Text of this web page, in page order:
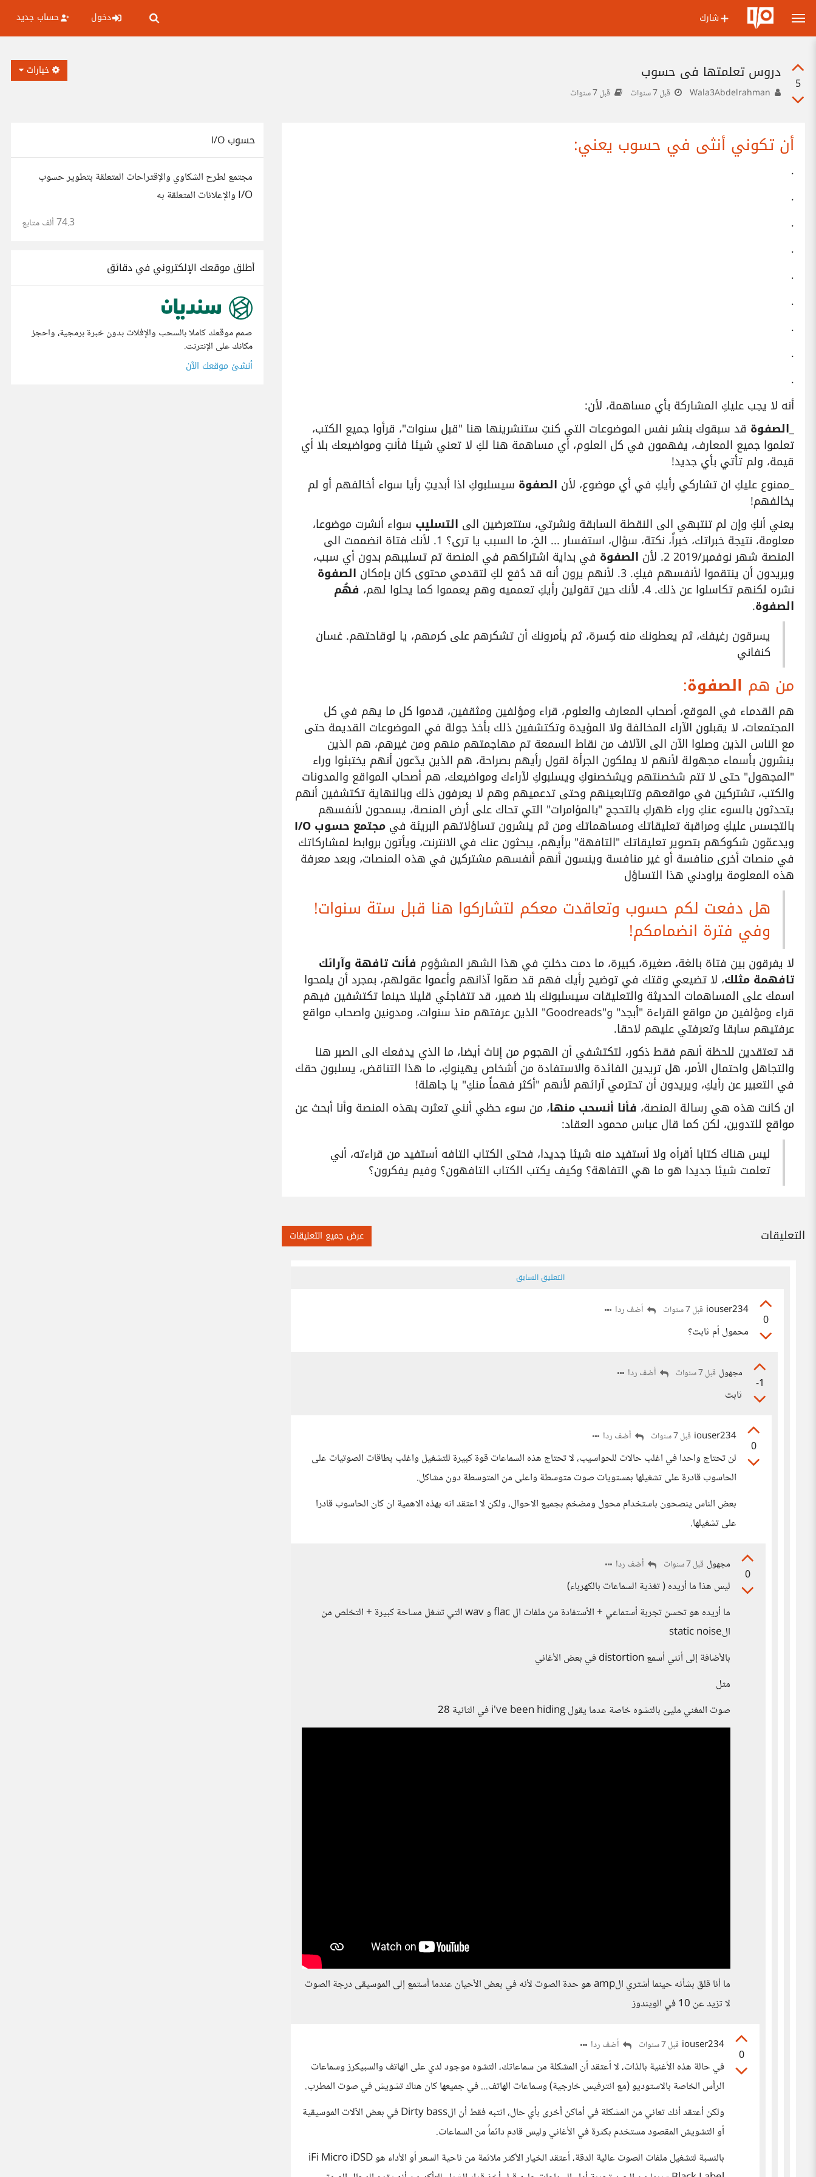
شارك دخول حساب جديد
5
دروس تعلمتها في حسوب
قبل 7 سنوات قبل 7 سنوات
خيارات
أن تكوني أنثى في حسوب يعني:
.
.
.
.
.
.
.
.
.
أنه لا يجب عليكِ المشاركة بأي مساهمة، لأن:
_الصفوة قد سبقوك بنشر نفس الموضوعات التي كنتِ ستنشرينها هنا "قبل سنوات"، قرأوا جميع الكتب،
تعلموا جميع المعارف، يفهمون في كل العلوم، أي مساهمة هنا لكِ لا تعني شيئا فأنتِ ومواضيعك بلا أي
قيمة، ولم تأتي بأي جديد!
_ممنوع عليكِ ان تشاركي رأيكِ في أي موضوع، لأن الصفوة سيسلبوكِ اذا أبديتِ رأيا سواء أخالفهم أو لم
يخالفهم!
يعني أنكِ وإن لم تنتبهي الى النقطة السابقة ونشرتي، ستتعرضين الى التسليب سواء أنشرت موضوعا،
معلومة، نتيجة خبراتك، خبراً، نكتة، سؤال، استفسار ... الخ، ما السبب يا ترى؟ 1. لأنك فتاة انضممت الى
المنصة شهر نوفمبر/2019 2. لأن الصفوة في بداية اشتراكهم في المنصة تم تسليبهم بدون أي سبب،
ويريدون أن ينتقموا لأنفسهم فيكِ. 3. لأنهم يرون أنه قد دُفع لكِ لتقدمي محتوى كان بإمكان الصفوة
نشره لكنهم تكاسلوا عن ذلك. 4. لأنك حين تقولين رأيكِ تعمميه وهم يعمموا كما يحلوا لهم، فهُم
الصفوة.
يسرقون رغيفك، ثم يعطونك منه كِسرة، ثم يأمرونك أن تشكرهم على كرمهم، يا لوقاحتهم. غسان
كنفاني
من هم الصفوة:
هم القدماء في الموقع، أصحاب المعارف والعلوم، قراء ومؤلفين ومثقفين، قدموا كل ما يهم في كل
المجتمعات، لا يقبلون الآراء المخالفة ولا المؤيدة وتكتشفين ذلك بأخذ جولة في الموضوعات القديمة حتى
مع الناس الذين وصلوا الآن الى الآلاف من نقاط السمعة تم مهاجمتهم منهم ومن غيرهم، هم الذين
ينشرون بأسماء مجهولة لأنهم لا يملكون الجرأة لقول رأيهم بصراحة، هم الذين يدّعون أنهم يختبئوا وراء
"المجهول" حتى لا تتم شخصنتهم ويشخصنوكِ ويسلبوكِ لآراءك ومواضيعك، هم أصحاب المواقع والمدونات
والكتب، تشتركين في مواقعهم وتتابعينهم وحتى تدعميهم وهم لا يعرفون ذلك وبالنهاية تكتشفين أنهم
يتحدثون بالسوء عنكِ وراء ظهركِ بالتحجج "بالمؤامرات" التي تحاك على أرض المنصة، يسمحون لأنفسهم
بالتجسس عليكِ ومراقبة تعليقاتك ومساهماتك ومن ثم ينشرون تساؤلاتهم البريئة في مجتمع حسوب I/O
ويدعمّون شكوكهم بتصوير تعليقاتك "التافهة" برأيهم، يبحثون عنك في الانترنت، ويأتون بروابط لمشاركاتك
في منصات أخرى منافسة أو غير منافسة وينسون أنهم أنفسهم مشتركين في هذه المنصات، وبعد معرفة
هذه المعلومة يراودني هذا التساؤل
هل دفعت لكم حسوب وتعاقدت معكم لتشاركوا هنا قبل ستة سنوات!
وفي فترة انضمامكم!
لا يفرقون بين فتاة بالغة، صغيرة، كبيرة، ما دمت دخلتِ في هذا الشهر المشؤوم فأنت تافهة وآرائك
تافهمة مثلك، لا تضيعي وقتك في توضيح رأيك فهم قد صمّوا آذانهم وأعموا عقولهم، بمجرد أن يلمحوا
اسمك على المساهمات الحديثة والتعليقات سيسلبونك بلا ضمير، قد تتفاجئي قليلا حينما تكتشفين فيهم
قراء ومؤلفين من مواقع القراءة "أبجد" و"Goodreads" الذين عرفتهم منذ سنوات، ومدونين واصحاب مواقع
عرفتيهم سابقا وتعرفتي عليهم لاحقا.
قد تعتقدين للحظة أنهم فقط ذكور، لتكتشفي أن الهجوم من إناث أيضا، ما الذي يدفعك الى الصبر هنا
والتجاهل واحتمال الأمر، هل تريدين الفائدة والاستفادة من أشخاص يهينوكِ، ما هذا التناقض، يسلبون حقك
في التعبير عن رأيكِ، ويريدون أن تحترمي آرائهم لأنهم "أكثر فهماً منكِ" يا جاهلة!
ان كانت هذه هي رسالة المنصة، فأنا أنسحب منها، من سوء حظي أنني تعثرت بهذه المنصة وأنا أبحث عن
مواقع للتدوين، لكن كما قال عباس محمود العقاد:
ليس هناك كتابا أقرأه ولا أستفيد منه شيئا جديدا، فحتى الكتاب التافه أستفيد من قراءته، أني
تعلمت شيئا جديدا هو ما هي التفاهة؟ وكيف يكتب الكتاب التافهون؟ وفيم يفكرون؟
التعليقات عرض جميع التعليقات
التعليق السابق
0
iouser234 قبل 7 سنوات أضف ردا
محمول أم ثابت؟
-1
مجهول قبل 7 سنوات أضف ردا
ثابت
0
iouser234 قبل 7 سنوات أضف ردا
لن تحتاج واحدا في اغلب حالات للحواسيب، لا تحتاج هذه السماعات قوة كبيرة للتشغيل واغلب بطاقات الصوتيات على
الحاسوب قادرة على تشغيلها بمستويات صوت متوسطة واعلى من المتوسطة دون مشاكل.
بعض الناس ينصحون باستخدام محول ومضخم بجميع الاحوال، ولكن لا اعتقد انه بهذه الاهمية ان كان الحاسوب قادرا
على تشغيلها.
0
مجهول قبل 7 سنوات أضف ردا
ليس هذا ما أريده ( تغذية السماعات بالكهرباء)
ما أريده هو تحسن تجربة أستماعي + الأستفادة من ملفات ال flac و wav التي تشغل مساحة كبيرة + التخلص من
الstatic noise
بالأضافة إلى أنني أسمع distortion في بعض الأغاني
مثل
صوت المغني مليئ بالتشوه خاصة عدما يقول i've been hiding في الثانية 28
ما أنا قلق بشأنه حينما أشتري الamp هو حدة الصوت لأنه في بعض الأحيان عندما أستمع إلى الموسيقى درجة الصوت
لا تزيد عن 10 في الويندوز
0
iouser234 قبل 7 سنوات أضف ردا
في حالة هذه الأغنية بالذات، لا أعتقد أن المشكلة من سماعاتك، التشوه موجود لدي على الهاتف والسبيكرز وسماعات
الرأس الخاصة بالاستوديو (مع انترفيس خارجية) وسماعات الهاتف... في جميعها كان هناك تشويش في صوت المطرب.
ولكن أعتقد أنك تعاني من المشكلة في أماكن أخرى بأي حال، انتبه فقط أن الDirty bass في بعض الآلات الموسيقية
أو التشويش المقصود مستخدم بكثرة في الأغاني وليس قادم دائماً من السماعات.
بالنسبة لتشغيل ملفات الصوت عالية الدقة، أعتقد الخيار الأكثر ملائمة من ناحية السعر أو الأداء هو iFi Micro iDSD
حسوب I/O
مجتمع لطرح الشكاوي والإقتراحات المتعلقة بتطوير حسوب
I/O والإعلانات المتعلقة به
74.3 ألف متابع
أطلق موقعك الإلكتروني في دقائق
صمم موقعك كاملا بالسحب والإفلات بدون خبرة برمجية، واحجز
مكانك على الإنترنت.
أنشئ موقعك الآن